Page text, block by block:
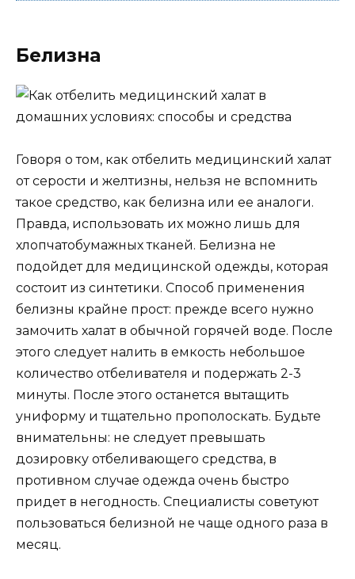
Белизна
Говоря о том, как отбелить медицинский халат
от серости и желтизны, нельзя не вспомнить
такое средство, как белизна или ее аналоги.
Правда, использовать их можно лишь для
хлопчатобумажных тканей. Белизна не
подойдет для медицинской одежды, которая
состоит из синтетики. Способ применения
белизны крайне прост: прежде всего нужно
замочить халат в обычной горячей воде. После
этого следует налить в емкость небольшое
количество отбеливателя и подержать 2-3
минуты. После этого останется вытащить
униформу и тщательно прополоскать. Будьте
внимательны: не следует превышать
дозировку отбеливающего средства, в
противном случае одежда очень быстро
придет в негодность. Специалисты советуют
пользоваться белизной не чаще одного раза в
месяц.